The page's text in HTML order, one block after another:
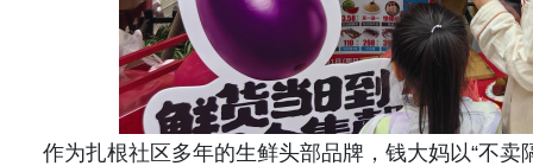
作为扎根社区多年的生鲜头部品牌，钱大妈以“不